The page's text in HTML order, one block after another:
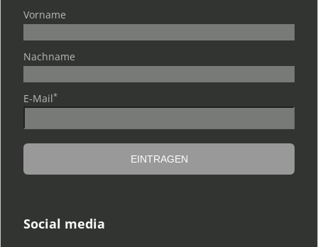
Vorname
Nachname
E-Mail*
Social media